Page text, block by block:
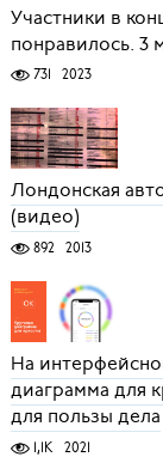
Участники в
понравилось. 3
731 2023
Лондонская
(видео)
892 2013
На
диаграмма для
для пользы дела
1,1K 2021